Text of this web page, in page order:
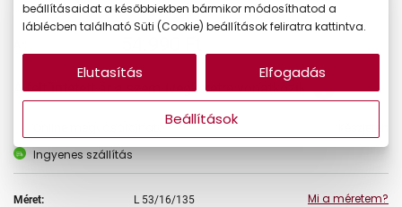
A feltűntetett ár a szemüvegkeretre vonatkozik.
Ingyenes szállítás
Méret: L 53/16/135 Mi a méretem?
beállításaidat a későbbiekben bármikor módosíthatod a
láblécben található Süti (Cookie) beállítások feliratra kattintva.
Beállítások
Elutasítás Elfogadás